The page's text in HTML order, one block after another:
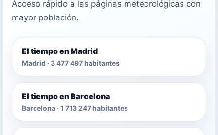
Acceso rápido a las páginas meteorológicas con
mayor población.
El tiempo en Madrid
Madrid · 3 477 497 habitantes
El tiempo en Barcelona
Barcelona · 1 713 247 habitantes